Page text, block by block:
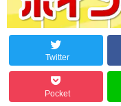
Twitter
Pocket